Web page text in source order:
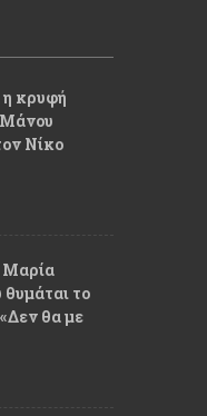
κρυφή
Μάνου
Νίκο
Μαρία
το
θα με